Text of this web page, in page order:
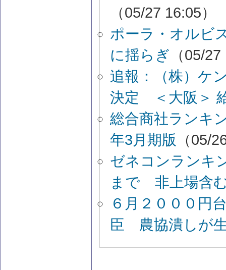
（05/27 16:05）
ポーラ・オルビ
に揺らぎ （05/
追報：（株）ケ
決定 ＜大阪＞
総合商社ラン
年3月期版 （05/
ゼネコンラン
まで 非上場含
６月２０００円
臣 農協潰しが